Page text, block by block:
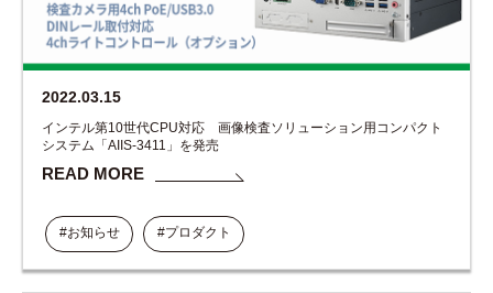
2022.03.15
インテル第10世代CPU対応 画像検査ソリューション用コンパクト
システム「AIIS-3411」を発売
READ MORE
#お知らせ #プロダクト